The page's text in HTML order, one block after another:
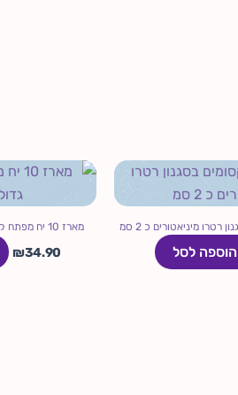
הוספה לסל
מארז 10 יח מפתח קסמים ברונזה גדול 5.5 ס"מ
₪34.90